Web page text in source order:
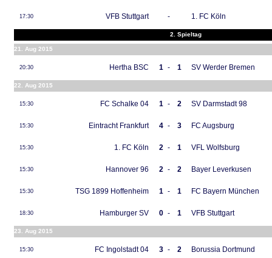
17:30 VFB Stuttgart - 1. FC Köln
2. Spieltag
21. Aug 2015
20:30 Hertha BSC 1 - 1 SV Werder Bremen
22. Aug 2015
15:30 FC Schalke 04 1 - 2 SV Darmstadt 98
15:30 Eintracht Frankfurt 4 - 3 FC Augsburg
15:30 1. FC Köln 2 - 1 VFL Wolfsburg
15:30 Hannover 96 2 - 2 Bayer Leverkusen
15:30 TSG 1899 Hoffenheim 1 - 1 FC Bayern München
18:30 Hamburger SV 0 - 1 VFB Stuttgart
23. Aug 2015
15:30 FC Ingolstadt 04 3 - 2 Borussia Dortmund